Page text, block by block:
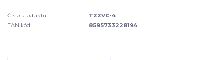
Číslo produktu:
T22VC-4
EAN kód:
8595733228194